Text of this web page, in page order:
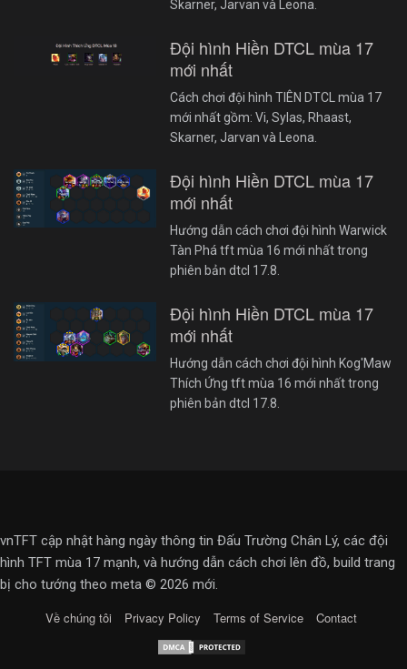
Skarner, Jarvan và Leona.
Đội hình Hiền DTCL mùa 17
mới nhất
Cách chơi đội hình TIÊN DTCL mùa 17
mới nhất gồm: Vi, Sylas, Rhaast,
Skarner, Jarvan và Leona.
Đội hình Hiền DTCL mùa 17
mới nhất
Hướng dẫn cách chơi đội hình Warwick
Tàn Phá tft mùa 16 mới nhất trong
phiên bản dtcl 17.8.
Đội hình Hiền DTCL mùa 17
mới nhất
Hướng dẫn cách chơi đội hình Kog'Maw
Thích Ứng tft mùa 16 mới nhất trong
phiên bản dtcl 17.8.
vnTFT cập nhật hàng ngày thông tin Đấu Trường Chân Lý, các đội
hình TFT mùa 17 mạnh, và hướng dẫn cách chơi lên đồ, build trang
bị cho tướng theo meta © 2026 mới.
Về chúng tôi Privacy Policy Terms of Service Contact